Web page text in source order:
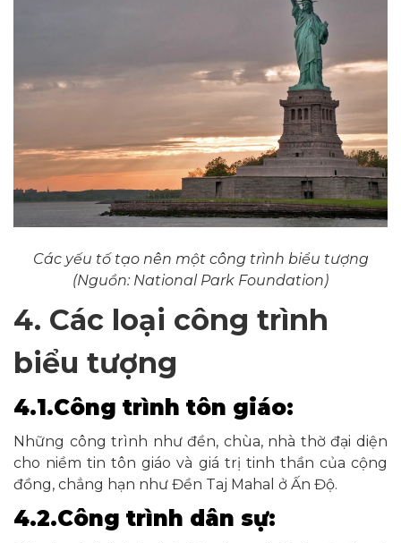
Các yếu tố tạo nên một công trình biểu tượng
(Nguồn: National Park Foundation)
4. Các loại công trình
biểu tượng
4.1.Công trình tôn giáo:
Những công trình như đền, chùa, nhà thờ đại diện
cho niềm tin tôn giáo và giá trị tinh thần của cộng
đồng, chẳng hạn như Đền Taj Mahal ở Ấn Độ.
4.2.Công trình dân sự: